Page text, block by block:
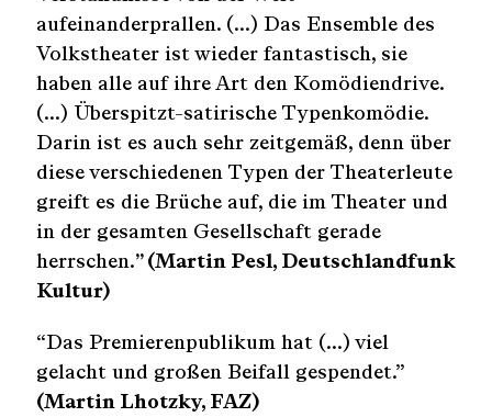
aufeinanderprallen. (…) Das Ensemble des
Volkstheater ist wieder fantastisch, sie
haben alle auf ihre Art den Komödiendrive.
(…) Überspitzt-satirische Typenkomödie.
Darin ist es auch sehr zeitgemäß, denn über
diese verschiedenen Typen der Theaterleute
greift es die Brüche auf, die im Theater und
in der gesamten Gesellschaft gerade
herrschen.” (Martin Pesl, Deutschlandfunk
Kultur)
“Das Premierenpublikum hat (…) viel
gelacht und großen Beifall gespendet.”
(Martin Lhotzky, FAZ)
S
e
a
f
o